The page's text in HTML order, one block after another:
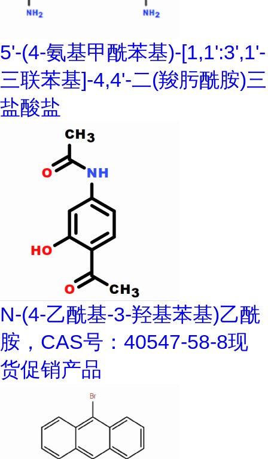
5'-(4-氨基甲酰苯基)-[1,1':3',1'-
三联苯基]-4,4'-二(羧肟酰胺)三
盐酸盐
N-(4-乙酰基-3-羟基苯基)乙酰
胺，CAS号：40547-58-8现
货促销产品